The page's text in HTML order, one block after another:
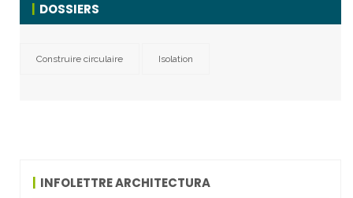
DOSSIERS
Construire circulaire Isolation
INFOLETTRE ARCHITECTURA